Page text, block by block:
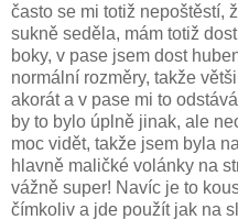
často se mi totiž nepoštěstí,
sukně seděla, mám totiž
boky, v pase jsem dost
normální rozměry, takže
akorát a v pase mi to
by to bylo úplně jinak, ale
moc vidět, takže jsem byla
hlavně maličké volánky na
vážně super! Navíc je to
čímkoliv a jde použít jak na